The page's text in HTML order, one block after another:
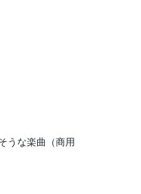
うな楽曲（商用